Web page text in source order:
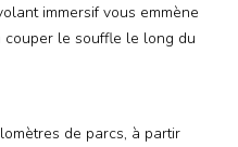
immersif vous emmène
le souffle le long du
de parcs, à partir